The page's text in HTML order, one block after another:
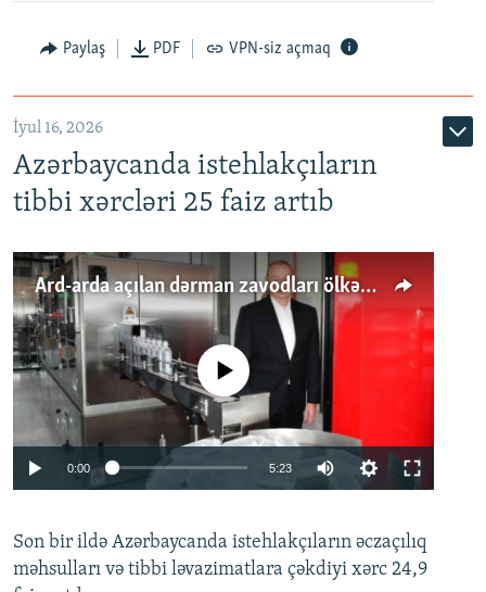
Paylaş PDF VPN-siz açmaq
İyul 16, 2026
Azərbaycanda istehlakçıların
tibbi xərcləri 25 faiz artıb
Ard-arda açılan dərman zavodları ölkənin tələbatını ödəyirmi?
Auto 240p 360p 480p
No media source currently available
0:00 5:23
360p
480p
Son bir ildə Azərbaycanda istehlakçıların əczaçılıq
məhsulları və tibbi ləvazimatlara çəkdiyi xərc 24,9